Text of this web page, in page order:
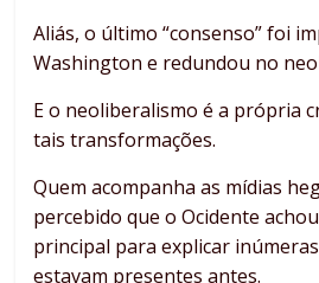
Aliás, o último “consenso” foi
Washington e redundou no
E o neoliberalismo é a própria
tais transformações.
Quem acompanha as mídias
percebido que o Ocidente
principal para explicar
estavam presentes antes.